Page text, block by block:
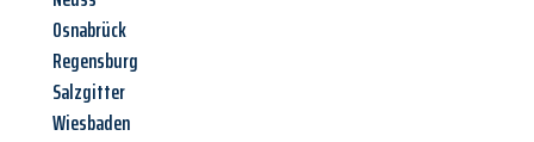
Osnabrück
Regensburg
Salzgitter
Wiesbaden